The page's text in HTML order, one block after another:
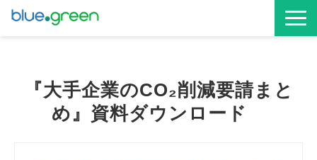
サービス資料
『大手企業のCO₂削減要請まと
め』資料ダウンロード